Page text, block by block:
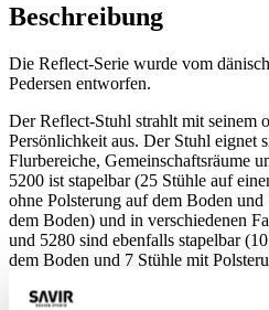
Beschreibung
Die Reflect-Serie wurde vom
Pedersen entworfen.
Der Reflect-Stuhl strahlt mit seinem
Persönlichkeit aus. Der Stuhl eignet
Flurbereiche, Gemeinschaftsräume
5200 ist stapelbar (25 Stühle auf
ohne Polsterung auf dem Boden
dem Boden) und in verschiedenen
und 5280 sind ebenfalls stapelbar
dem Boden und 7 Stühle mit
Gestell ist in Chrom oder
erhältlich. Der Reflect-Stuhl wird